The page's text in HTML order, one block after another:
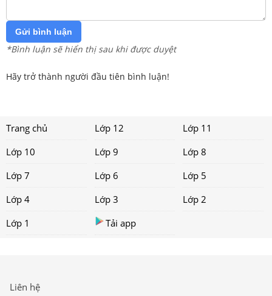
Gửi bình luận
*Bình luận sẽ hiển thị sau khi được duyệt
Hãy trở thành người đầu tiên bình luận!
Trang chủ Lớp 12
Lớp 11
Lớp 10
Lớp 9
Lớp 8
Lớp 7
Lớp 6
Lớp 5
Lớp 4
Lớp 3
Lớp 2
Lớp 1
Tải app
Liên hệ